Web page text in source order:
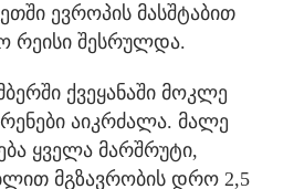
ევროპის მასშტაბით
რეისი შესრულდა.
ქვეყანაში მოკლე
აიკრძალა. მალე
ყველა მარშრუტი,
მგზავრობის დრო 2,5